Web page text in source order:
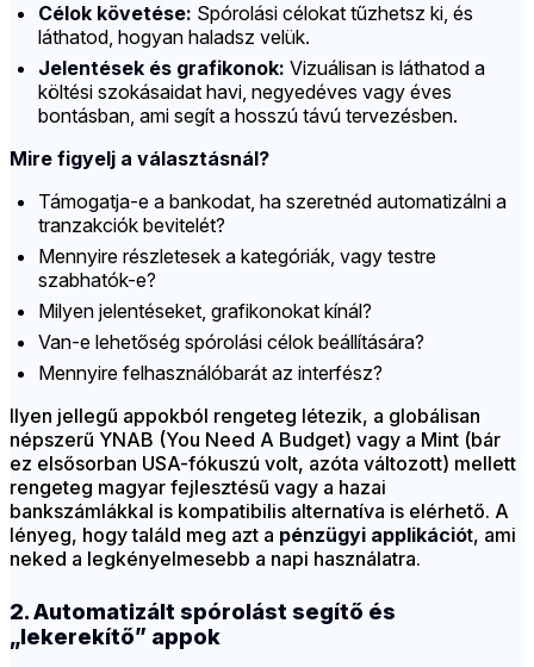
Célok követése: Spórolási célokat tűzhetsz ki, és
láthatod, hogyan haladsz velük.
Jelentések és grafikonok: Vizuálisan is láthatod a
költési szokásaidat havi, negyedéves vagy éves
bontásban, ami segít a hosszú távú tervezésben.
Mire figyelj a választásnál?
Támogatja-e a bankodat, ha szeretnéd automatizálni a
tranzakciók bevitelét?
Mennyire részletesek a kategóriák, vagy testre
szabhatók-e?
Milyen jelentéseket, grafikonokat kínál?
Van-e lehetőség spórolási célok beállítására?
Mennyire felhasználóbarát az interfész?
Ilyen jellegű appokból rengeteg létezik, a globálisan
népszerű YNAB (You Need A Budget) vagy a Mint (bár
ez elsősorban USA-fókuszú volt, azóta változott) mellett
rengeteg magyar fejlesztésű vagy a hazai
bankszámlákkal is kompatibilis alternatíva is elérhető. A
lényeg, hogy találd meg azt a pénzügyi applikációt, ami
neked a legkényelmesebb a napi használatra.
2. Automatizált spórolást segítő és
„lekerekítő” appok